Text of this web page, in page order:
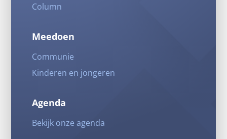
Column
Meedoen
Communie
Kinderen en jongeren
Agenda
Bekijk onze agenda